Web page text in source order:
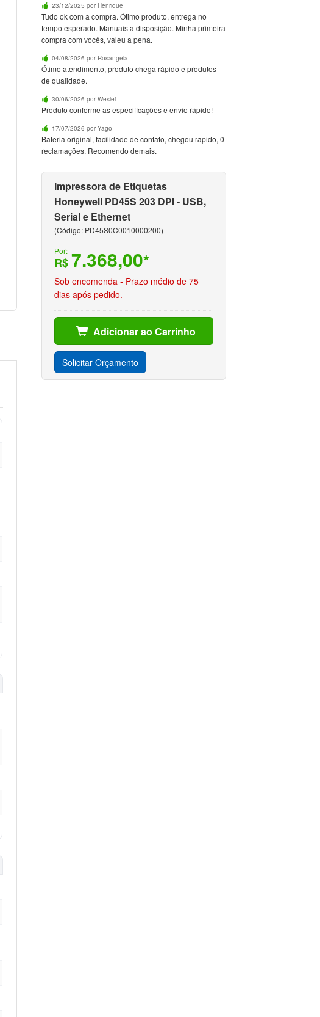
23/12/2025 por Henrique
Tudo ok com a compra. Ótimo produto, entrega no
tempo esperado. Manuais a disposição. Minha primeira
compra com vocês, valeu a pena.
04/08/2026 por Rosangela
Ótimo atendimento, produto chega rápido e produtos
de qualidade.
30/06/2026 por Weslei
Produto conforme as especificações e envio rápido!
17/07/2026 por Yago
Bateria original, facilidade de contato, chegou rapido, 0
reclamações. Recomendo demais.
Impressora de Etiquetas
Honeywell PD45S 203 DPI - USB,
Serial e Ethernet
(Código: PD45S0C0010000200)
Por:
R$7.368,00*
Sob encomenda - Prazo médio de 75
dias após pedido.
Adicionar ao Carrinho
Solicitar Orçamento